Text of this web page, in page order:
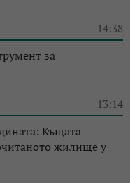
14:38
за
13:14
Къщата
жилище у